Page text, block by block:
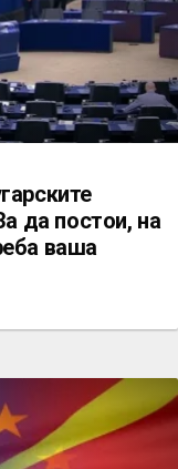
да постои, на
ваша